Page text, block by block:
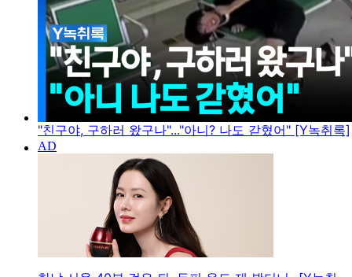
"친구야, 구하러 왔구나"..."아니? 나도 갇혔어" [Y녹취록]